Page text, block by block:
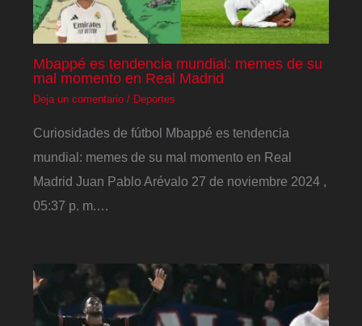
Mbappé es tendencia mundial: memes de su
mal momento en Real Madrid
Deja un comentario / Deportes
Curiosidades de fútbol Mbappé es tendencia
mundial: memes de su mal momento en Real
Madrid Juan Pablo Arévalo 27 de noviembre 2024 ,
05:37 p. m.…